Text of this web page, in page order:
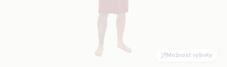
Možnost výšivky